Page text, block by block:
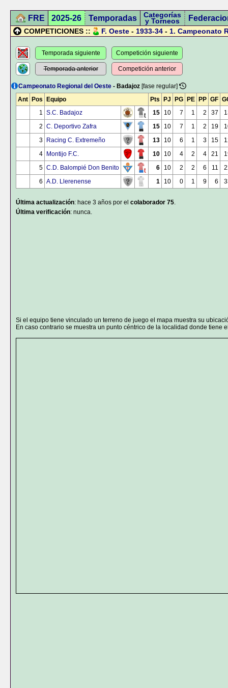
FRE 2025-26 Temporadas Categorías
y Torneos
COMPETICIONES :: F. Oeste - 1933-34 - 1. Campeonato
Temporada siguiente
Temporada anterior
Competición siguiente
Competición anterior
Campeonato Regional del Oeste - Badajoz [fase regular]
Ant
Pos Equipo Pts PJ PG PE PP GF
1 S.C. Badajoz 15 10 7 1 2 37
2 C. Deportivo Zafra 15 10 7 1 2 19
3
Racing C. Extremeño 13 10 6 1 3 15
4
Montijo F.C. 10 10 4 2 4 21
5 C.D. Balompié Don Benito 6 10 2 2 6 11
6 A.D. Llerenense 1 10 0 1 9 6
Última actualización: hace 3 años por el colaborador 75.
Última verificación: nunca.
Si el equipo tiene vinculado un terreno de juego el mapa muestra su
En caso contrario se muestra un punto céntrico de la localidad donde tiene